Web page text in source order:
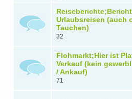
Urlaubsreisen (auch
Tauchen)
32
Flohmarkt;Hier ist
Verkauf (kein
/ Ankauf)
71